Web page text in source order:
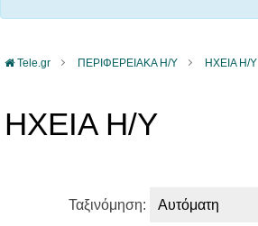
Tele.gr ΠΕΡΙΦΕΡΕΙΑΚΑ Η/Υ ΗΧΕΙΑ Η/Υ
ΗΧΕΙΑ Η/Υ
Ταξινόμηση: